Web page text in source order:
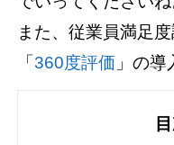
また、従業員満足
「360度評価 」の導